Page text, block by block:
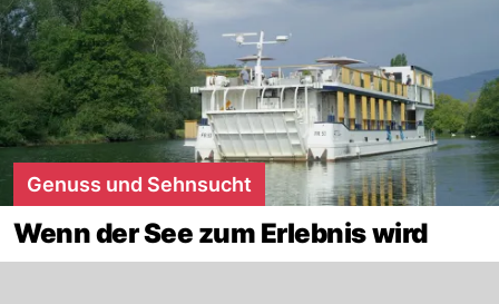
Genuss und Sehnsucht
Wenn der See zum Erlebnis wird